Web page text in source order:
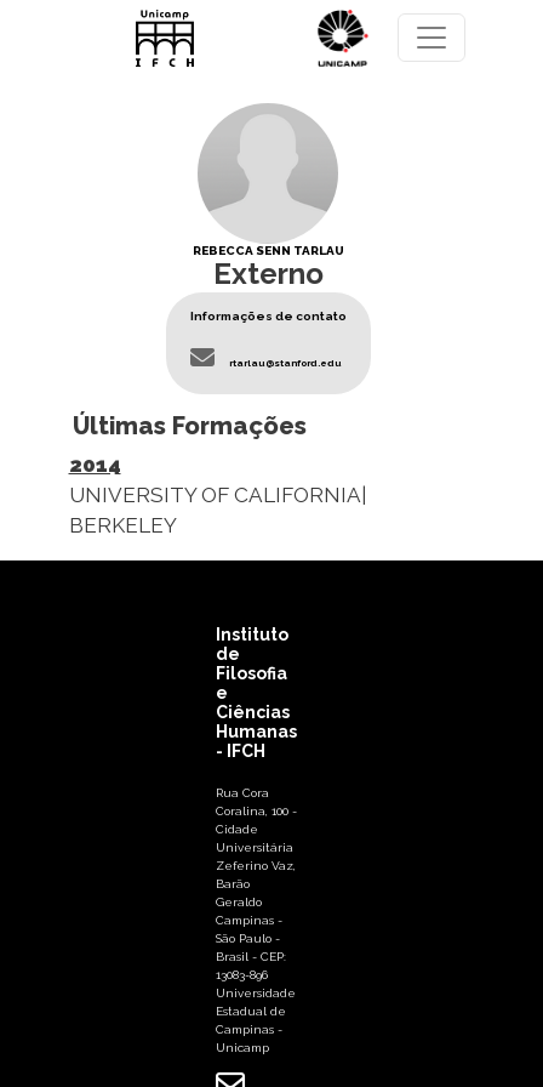
Pular para o conteúdo principal
REBECCA SENN TARLAU
Externo
Informações de contato
rtarlau@stanford.edu
Últimas Formações
2014
UNIVERSITY OF CALIFORNIA|
BERKELEY
Instituto
de
Filosofia
e
Ciências
Humanas
- IFCH
Rua Cora
Coralina, 100 -
Cidade
Universitária
Zeferino Vaz,
Barão
Geraldo
Campinas -
São Paulo -
Brasil - CEP:
13083-896
Universidade
Estadual de
Campinas -
Unicamp